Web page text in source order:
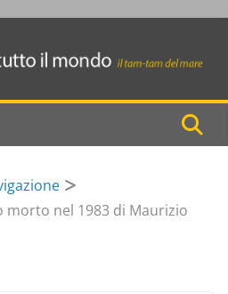
morto nel 1983 di Maurizio